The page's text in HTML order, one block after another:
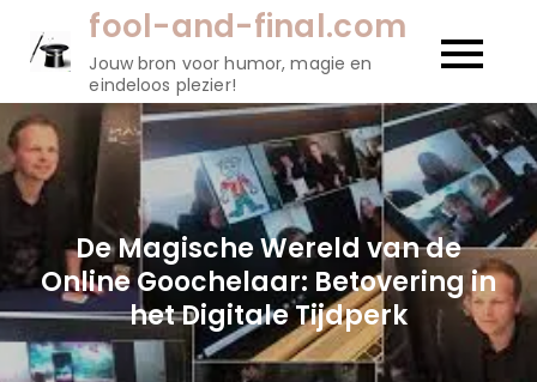
gaan
fool-and-final.com
Jouw bron voor humor, magie en
eindeloos plezier!
De Magische Wereld van de
Online Goochelaar: Betovering in
het Digitale Tijdperk